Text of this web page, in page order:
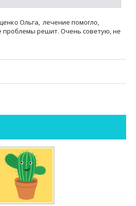
Ольга, лечение помогло,
проблемы решит. Очень советую, не